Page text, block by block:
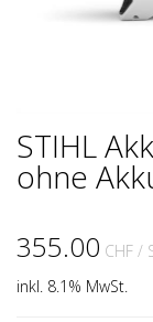
STIHL
ohne
355.00 CHF /
inkl. 8.1% MwSt.